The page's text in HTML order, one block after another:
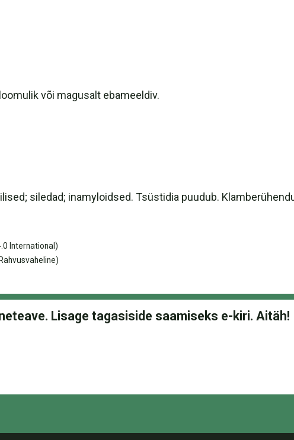
või magusalt ebameeldiv.
siledad; inamyloidsed. Tsüstidia puudub.
International)